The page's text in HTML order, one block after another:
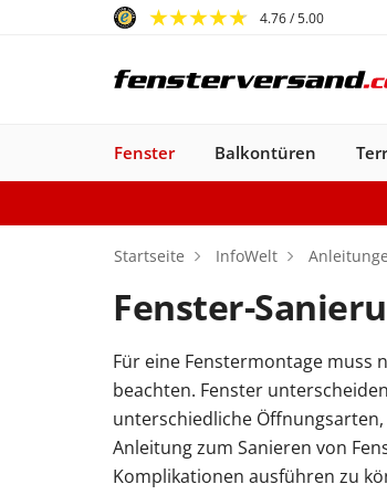
4.76/ 5.00
Fenster
Kunststofffenster
Kunststoff-Alu
Fenster
Balkontüren
Balkontüren
Kunststoff
Balkontüren
Kunststoff-Alu
Haustüren
Kunststoff
Haustüren
Stahl-Alu
Haustür
Rollladen
Konfigurieren
Raffstores
Konfigurieren
Sektionaltore
Sektionaltor konfigurieren
Startseite InfoWelt
Fenster-
Für eine Fenstermontage muss
beachten. Fenster
unterschiedliche
Anleitung zum Sanieren von
Komplikationen ausführen zu